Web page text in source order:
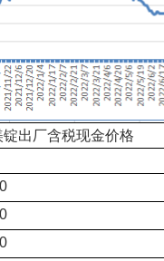
锭出厂含税现金价格